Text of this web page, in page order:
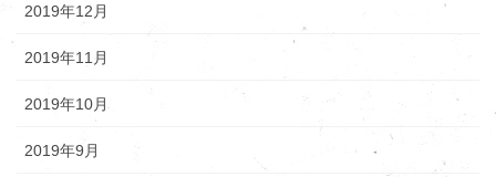
2019年12月
2019年11月
2019年10月
2019年9月